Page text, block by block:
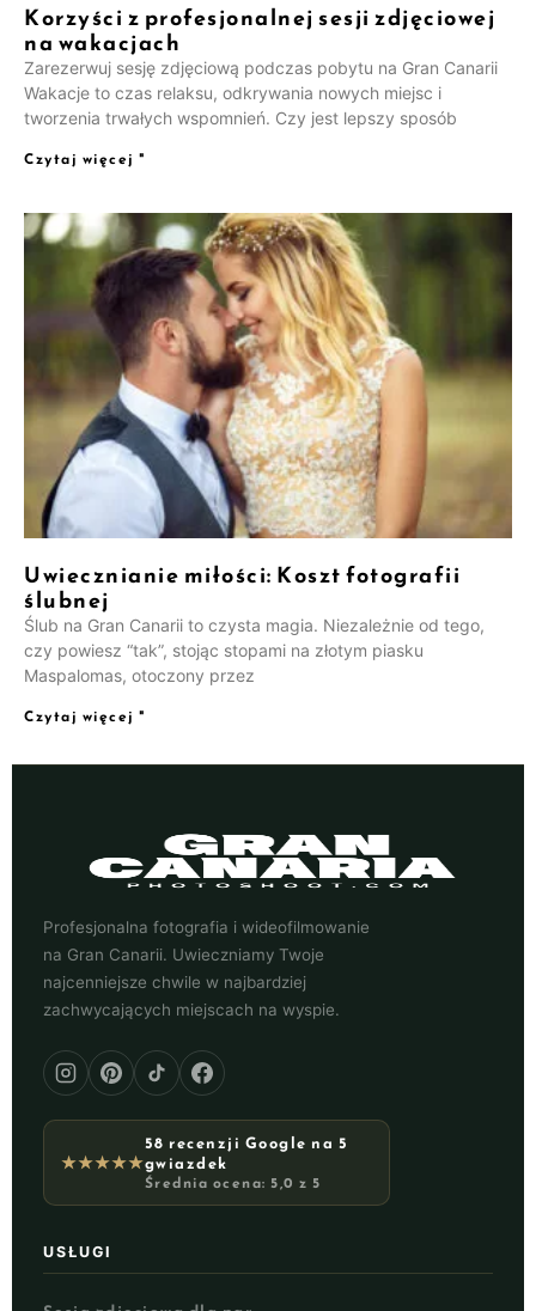
Korzyści z profesjonalnej sesji zdjęciowej
na wakacjach
Zarezerwuj sesję zdjęciową podczas pobytu na Gran Canarii
Wakacje to czas relaksu, odkrywania nowych miejsc i
tworzenia trwałych wspomnień. Czy jest lepszy sposób
Czytaj więcej "
Uwiecznianie miłości: Koszt fotografii
ślubnej
Ślub na Gran Canarii to czysta magia. Niezależnie od tego,
czy powiesz “tak”, stojąc stopami na złotym piasku
Maspalomas, otoczony przez
Czytaj więcej "
Profesjonalna fotografia i wideofilmowanie
na Gran Canarii. Uwieczniamy Twoje
najcenniejsze chwile w najbardziej
zachwycających miejscach na wyspie.
★★★★★
58 recenzji Google na 5
gwiazdek
Średnia ocena: 5,0 z 5
USŁUGI